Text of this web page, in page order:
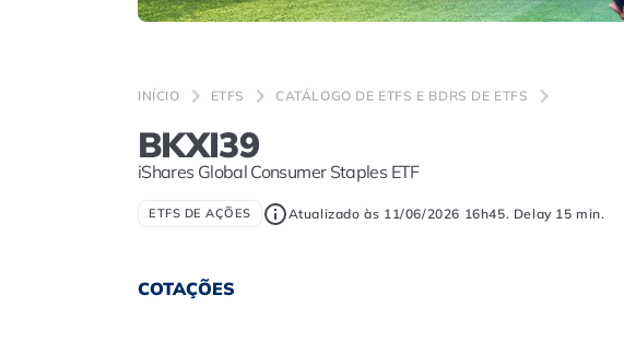
INÍCIO ETFS CATÁLOGO DE ETFS E BDRS DE ETFS
BKXI39
iShares Global Consumer Staples ETF
ETFS DE AÇÕES Atualizado às 11/06/2026 16h45. Delay 15 min.
COTAÇÕES